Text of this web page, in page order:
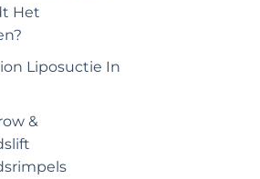
Het
Liposuctie In
&